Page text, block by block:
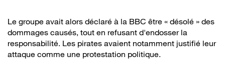
Le groupe avait alors déclaré à la BBC être « désolé » des
dommages causés, tout en refusant d'endosser la
responsabilité. Les pirates avaient notamment justifié leur
attaque comme une protestation politique.